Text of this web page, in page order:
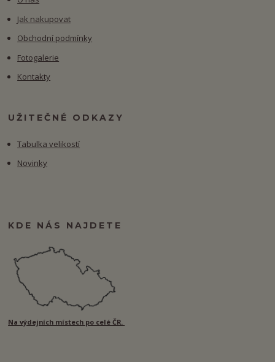
Jak nakupovat
Obchodní podmínky
Fotogalerie
Kontakty
UŽITEČNÉ ODKAZY
Tabulka velikostí
Novinky
KDE NÁS NAJDETE
Na výdejních místech po celé ČR.